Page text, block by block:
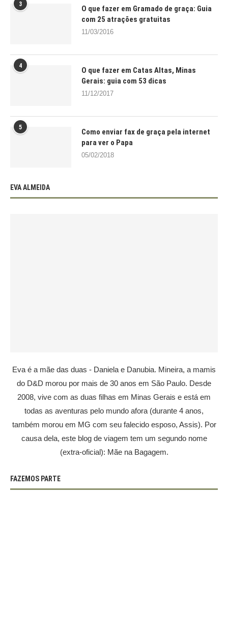
3
O que fazer em Gramado de graça: Guia
com 25 atrações gratuitas
11/03/2016
4
O que fazer em Catas Altas, Minas
Gerais: guia com 53 dicas
11/12/2017
5
Como enviar fax de graça pela internet
para ver o Papa
05/02/2018
EVA ALMEIDA
Eva é a mãe das duas - Daniela e Danubia. Mineira, a mamis
do D&D morou por mais de 30 anos em São Paulo. Desde
2008, vive com as duas filhas em Minas Gerais e está em
todas as aventuras pelo mundo afora (durante 4 anos,
também morou em MG com seu falecido esposo, Assis). Por
causa dela, este blog de viagem tem um segundo nome
(extra-oficial): Mãe na Bagagem.
FAZEMOS PARTE